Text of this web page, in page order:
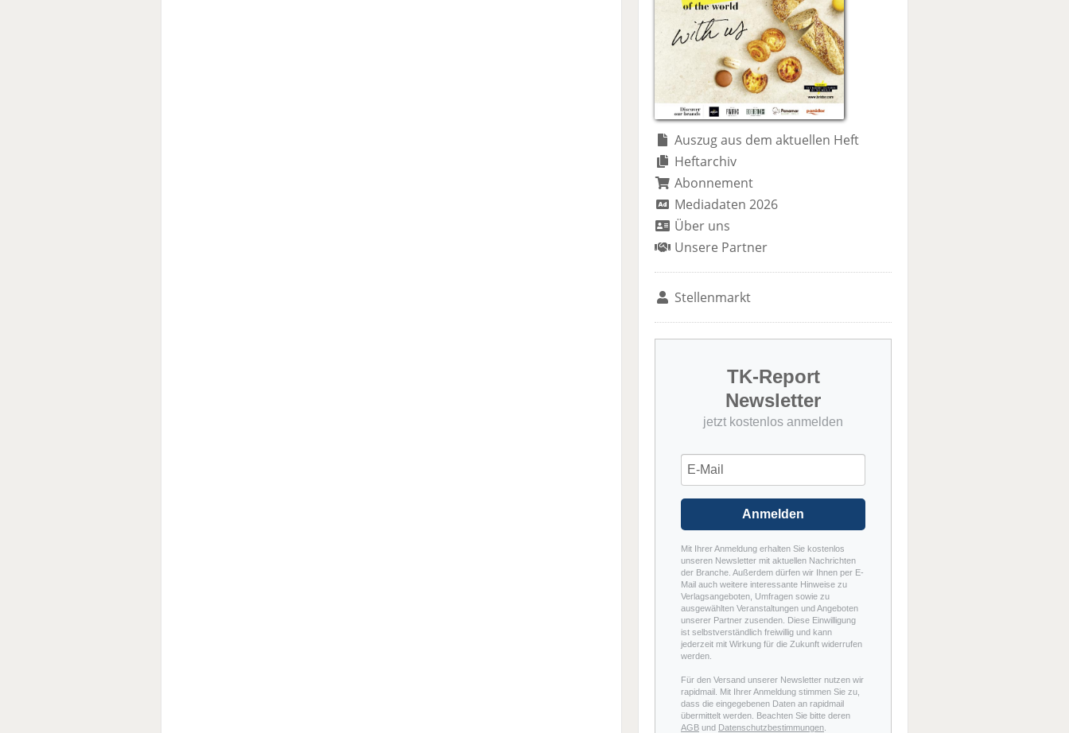
Auszug aus dem aktuellen Heft
Heftarchiv
Abonnement
Mediadaten 2026
Über uns
Unsere Partner
Stellenmarkt
TK-Report
Newsletter
jetzt kostenlos anmelden
Anmelden
Mit Ihrer Anmeldung erhalten Sie kostenlos
unseren Newsletter mit aktuellen Nachrichten
der Branche. Außerdem dürfen wir Ihnen per E-
Mail auch weitere interessante Hinweise zu
Verlagsangeboten, Umfragen sowie zu
ausgewählten Veranstaltungen und Angeboten
unserer Partner zusenden. Diese Einwilligung
ist selbstverständlich freiwillig und kann
jederzeit mit Wirkung für die Zukunft widerrufen
werden.
Für den Versand unserer Newsletter nutzen wir
rapidmail. Mit Ihrer Anmeldung stimmen Sie zu,
dass die eingegebenen Daten an rapidmail
übermittelt werden. Beachten Sie bitte deren
AGB und Datenschutzbestimmungen